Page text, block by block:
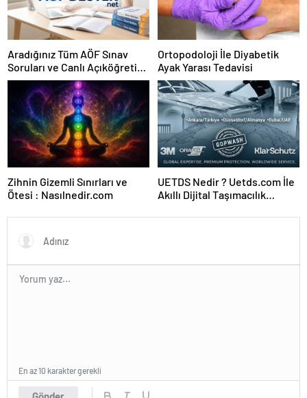
Aradığınız Tüm AÖF Sınav
Soruları ve Canlı Açıköğretim
Forumu Burada
Ortopodoloji İle Diyabetik
Ayak Yarası Tedavisi
Zihnin Gizemli Sınırları ve
Ötesi : Nasılnedir.com
UETDS Nedir ? Uetds.com İle
Akıllı Dijital Taşımacılık
En az 10 karakter gerekli